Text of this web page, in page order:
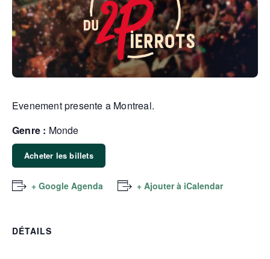
Evenement presente a Montreal.
Genre : Monde
Acheter les billets
+ Google Agenda + Ajouter à iCalendar
DÉTAILS